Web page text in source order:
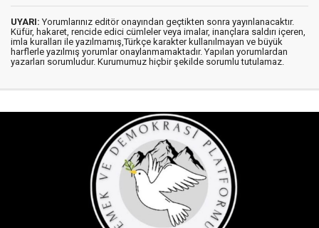
UYARI: Yorumlarınız editör onayından geçtikten sonra yayınlanacaktır.
Küfür, hakaret, rencide edici cümleler veya imalar, inançlara saldırı içeren,
imla kuralları ile yazılmamış,Türkçe karakter kullanılmayan ve büyük
harflerle yazılmış yorumlar onaylanmamaktadır. Yapılan yorumlardan
yazarları sorumludur. Kurumumuz hiçbir şekilde sorumlu tutulamaz.